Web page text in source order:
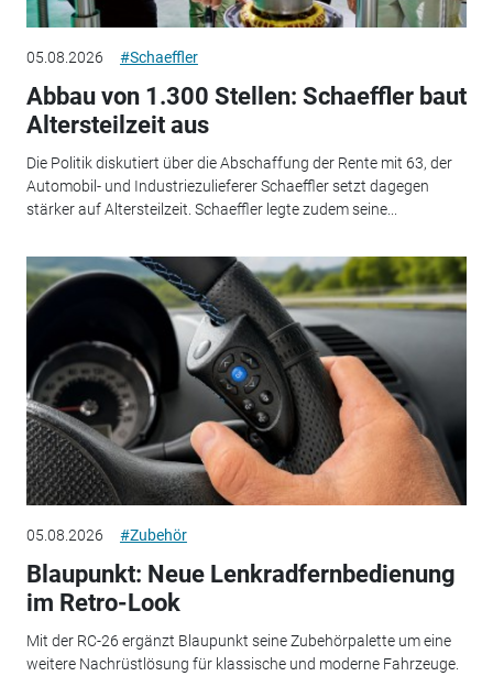
05.08.2026 #Schaeffler
Abbau von 1.300 Stellen: Schaeffler baut
Altersteilzeit aus
Die Politik diskutiert über die Abschaffung der Rente mit 63, der
Automobil- und Industriezulieferer Schaeffler setzt dagegen
stärker auf Altersteilzeit. Schaeffler legte zudem seine...
05.08.2026 #Zubehör
Blaupunkt: Neue Lenkradfernbedienung
im Retro-Look
Mit der RC-26 ergänzt Blaupunkt seine Zubehörpalette um eine
weitere Nachrüstlösung für klassische und moderne Fahrzeuge.